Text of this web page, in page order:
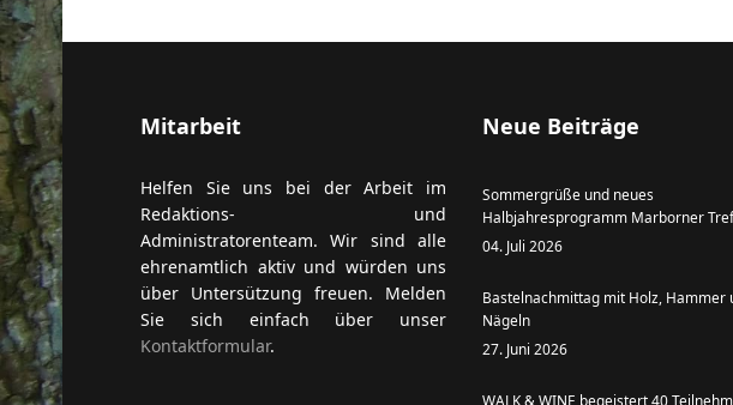
Mitarbeit
Helfen Sie uns bei der Arbeit im
Redaktions- und
Administratorenteam. Wir sind alle
ehrenamtlich aktiv und würden uns
über Untersützung freuen. Melden
Sie sich einfach über unser
Kontaktformular.
Neue Beiträge
Sommergrüße und neues
Halbjahresprogramm Marborner
04. Juli 2026
Bastelnachmittag mit Holz, Hammer
Nägeln
27. Juni 2026
WALK & WINE begeistert 40